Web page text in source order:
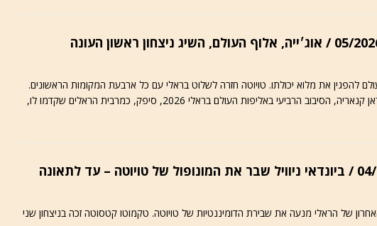
להפגין את מלוא יכולתו. טויוטה חזרה לשלוט בראלי עם כל ארבעת המקומות הראשונים.
של הראלי מנעה את שבירת הדומיננטיות של טויוטה. טקמוטו קטסוטה זכה בניצחון שני